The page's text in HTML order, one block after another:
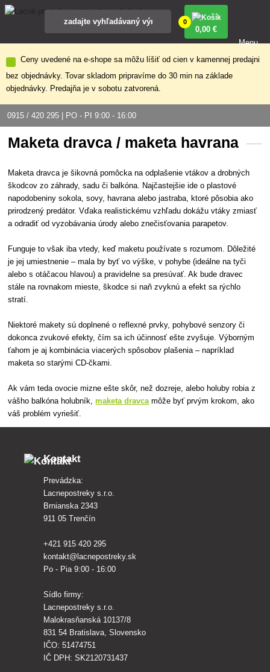
Ceny uvedené na e-shope sa môžu líšiť od cien v kamennej predajni
bez objednávky. Tovar skladom pripravíme do 30 min na základe
objednávky. Predajňa je v sobotu zatvorená.
0915 / 420 295 | PO - PI 9:00 - 16:00
0
0,00 €
Menu
Maketa dravca / maketa havrana
Maketa dravca je šikovná pomôcka na odplašenie vtákov a drobných
škodcov zo záhrady, sadu či balkóna. Najčastejšie ide o plastové
napodobeniny sokola, sovy, havrana alebo jastraba, ktoré pôsobia ako
prirodzený predátor. Vďaka realistickému vzhľadu dokážu vtáky zmiasť
a odradiť od vyzobávania úrody alebo znečisťovania parapetov.
Funguje to však iba vtedy, keď maketu používate s rozumom. Dôležité
je jej umiestnenie – mala by byť vo výške, v pohybe (ideálne na tyči
alebo s otáčacou hlavou) a pravidelne sa presúvať. Ak bude dravec
stále na rovnakom mieste, škodce si naň zvyknú a efekt sa rýchlo
stratí.
Niektoré makety sú doplnené o reflexné prvky, pohybové senzory či
dokonca zvukové efekty, čím sa ich účinnosť ešte zvyšuje. Výborným
ťahom je aj kombinácia viacerých spôsobov plašenia – napríklad
maketa so starými CD-čkami.
Ak vám teda ovocie mizne ešte skôr, než dozreje, alebo holuby robia z
vášho balkóna holubník,maketa dravca môže byť prvým krokom, ako
váš problém vyriešiť.
Kontakt
Prevádzka:
Lacnepostreky s.r.o.
Brnianska 2343
911 05 Trenčín
+421 915 420 295
kontakt@lacnepostreky.sk
Po - Pia 9:00 - 16:00
Sídlo firmy:
Lacnepostreky s.r.o.
Malokrasňanská 10137/8
831 54 Bratislava, Slovensko
IČO: 51474751
IČ DPH: SK2120731437